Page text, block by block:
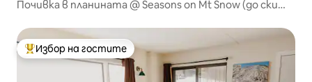
Почивка в планината @ Seasons on Mt Snow (до ски
Най-популярен избор на гостите
Избор на гостите